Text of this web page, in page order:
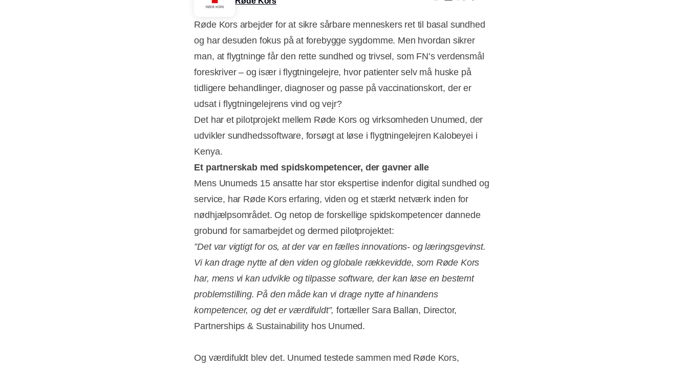
Røde Kors arbejder for at sikre sårbare menneskers ret til basal sundhed
og har desuden fokus på at forebygge sygdomme. Men hvordan sikrer
man, at flygtninge får den rette sundhed og trivsel, som FN’s verdensmål
foreskriver – og især i flygtningelejre, hvor patienter selv må huske på
tidligere behandlinger, diagnoser og passe på vaccinationskort, der er
udsat i flygtningelejrens vind og vejr?
Det har et pilotprojekt mellem Røde Kors og virksomheden Unumed, der
udvikler sundhedssoftware, forsøgt at løse i flygtningelejren Kalobeyei i
Kenya.
Et partnerskab med spidskompetencer, der gavner alle
Mens Unumeds 15 ansatte har stor ekspertise indenfor digital sundhed og
service, har Røde Kors erfaring, viden og et stærkt netværk inden for
nødhjælpsområdet. Og netop de forskellige spidskompetencer dannede
grobund for samarbejdet og dermed pilotprojektet:
”Det var vigtigt for os, at der var en fælles innovations- og læringsgevinst.
Vi kan drage nytte af den viden og globale rækkevidde, som Røde Kors
har, mens vi kan udvikle og tilpasse software, der kan løse en bestemt
problemstilling. På den måde kan vi drage nytte af hinandens
kompetencer, og det er værdifuldt”, fortæller Sara Ballan, Director,
Partnerships & Sustainability hos Unumed.
Og værdifuldt blev det. Unumed testede sammen med Røde Kors,